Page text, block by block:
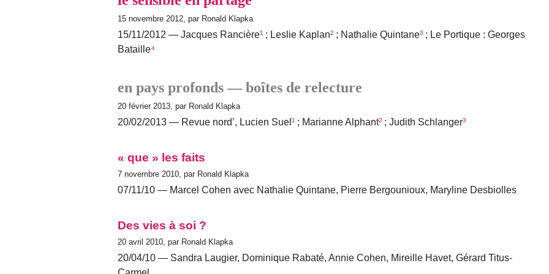
15 novembre 2012, par Ronald Klapka
15/11/2012 — Jacques Rancière¹ ; Leslie Kaplan² ; Nathalie Quintane³ ; Le Portique : Georges
Bataille⁴
en pays profonds — boîtes de relecture
20 février 2013, par Ronald Klapka
20/02/2013 — Revue nord’, Lucien Suel ¹ ; Marianne Alphant² ; Judith Schlanger³
« que » les faits
7 novembre 2010, par Ronald Klapka
07/11/10 — Marcel Cohen avec Nathalie Quintane, Pierre Bergounioux, Maryline Desbiolles
Des vies à soi ?
20 avril 2010, par Ronald Klapka
20/04/10 — Sandra Laugier, Dominique Rabaté, Annie Cohen, Mireille Havet, Gérard Titus-